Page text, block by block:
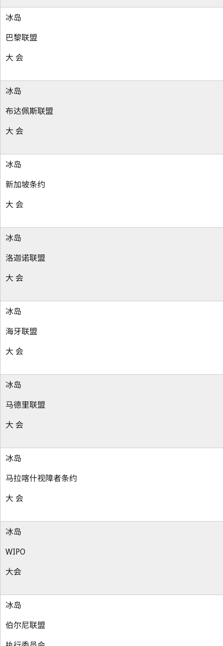
冰岛
巴黎联盟
大 会
冰岛
布达佩斯联盟
大 会
冰岛
新加坡条约
大 会
冰岛
洛迦诺联盟
大 会
冰岛
海牙联盟
大 会
冰岛
马德里联盟
大 会
冰岛
马拉喀什视障者条约
大 会
冰岛
WIPO
大会
冰岛
伯尔尼联盟